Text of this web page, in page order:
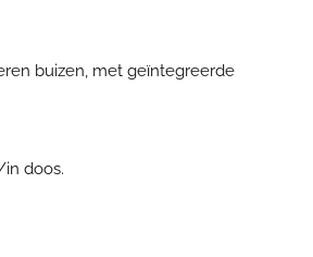
buizen, met geïntegreerde
in doos.